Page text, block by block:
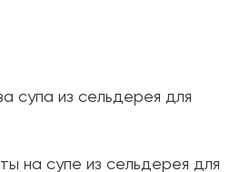
супа из сельдерея для
на супе из сельдерея для